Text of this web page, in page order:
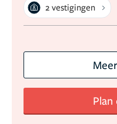
2 vestigingen